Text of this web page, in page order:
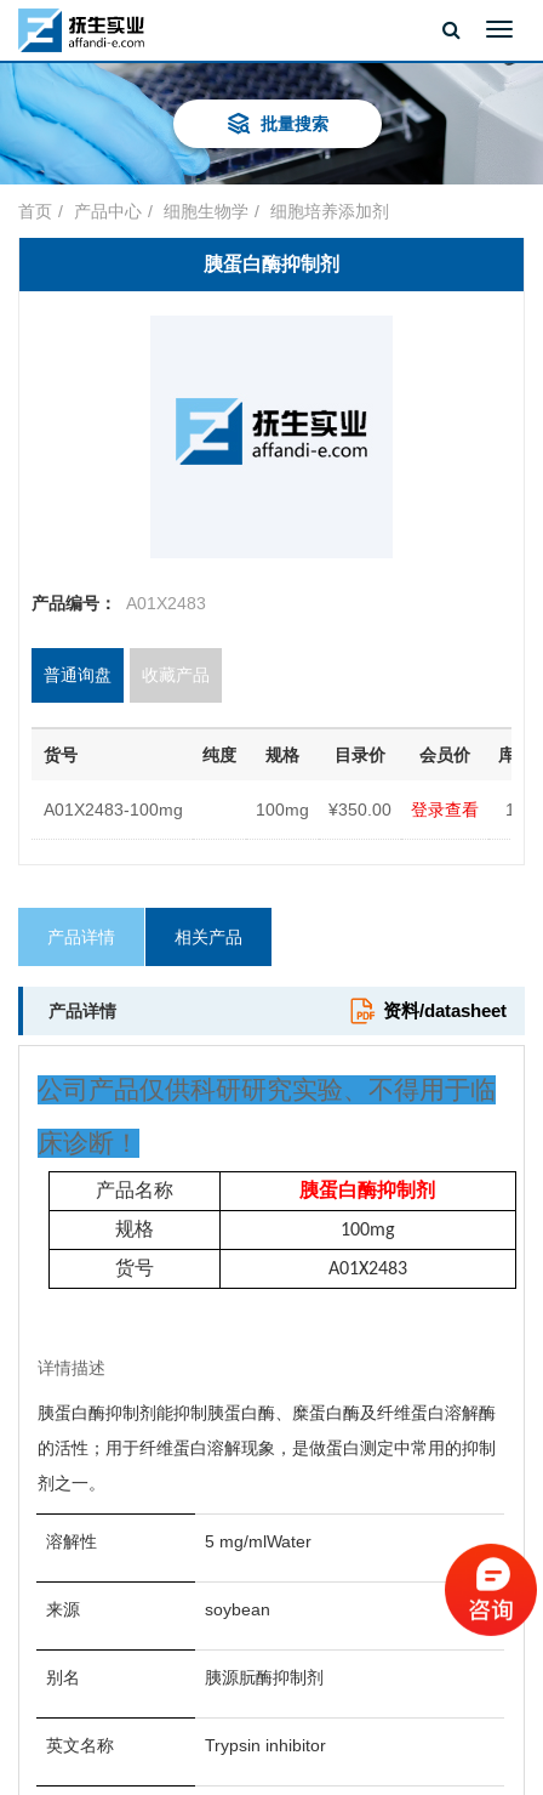
批量搜索
首页 产品中心 细胞生物学 细胞培养添加剂
胰蛋白酶抑制剂
产品编号： A01X2483
普通询盘 收藏产品
货号 纯度 规格 目录价 会员价 库存
A01X2483-100mg 100mg ¥350.00 登录查看 10
产品详情 相关产品
产品详情 资料/datasheet
公司产品仅供科研研究实验、不得用于临
床诊断！
产品名称
胰蛋白酶抑制剂
规格
100mg
货号 A01X2483
详情描述
胰蛋白酶抑制剂能抑制胰蛋白酶、糜蛋白酶及纤维蛋白溶解酶
的活性；用于纤维蛋白溶解现象，是做蛋白测定中常用的抑制
剂之一。
溶解性 5 mg/mlWater
来源 soybean
别名 胰源朊酶抑制剂
英文名称 Trypsin inhibitor